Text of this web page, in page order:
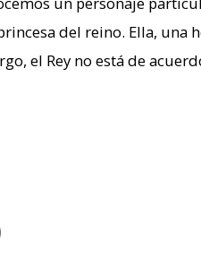
del reino. Ella, una
el Rey no está de